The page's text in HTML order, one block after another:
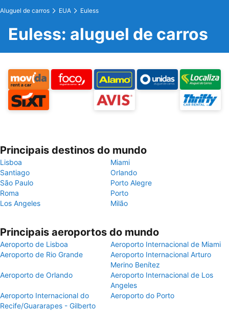
Aluguel de carros EUA Euless
Euless: aluguel de carros
Principais destinos do mundo
Lisboa
Miami
Santiago
Orlando
São Paulo
Porto Alegre
Roma
Porto
Los Angeles
Milão
Principais aeroportos do mundo
Aeroporto de Lisboa
Aeroporto Internacional de Miami
Aeroporto de Rio Grande
Aeroporto Internacional Arturo
Merino Benítez
Aeroporto de Orlando
Aeroporto Internacional de Los
Angeles
Aeroporto Internacional do
Recife/Guararapes - Gilberto
Aeroporto do Porto